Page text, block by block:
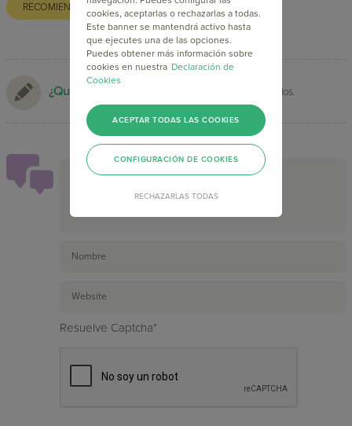
RECOMIENDA AL AUTOR
¿Quieres ser un autor invitado? Envíanos tus artículos.
Resuelve Captcha*
cookies, aceptarlas o rechazarlas a todas.
Este banner se mantendrá activo hasta
que ejecutes una de las opciones.
Puedes obtener más información sobre
cookies en nuestra Declaración de
Cookies
RECHAZARLAS TODAS
ACEPTAR TODAS LAS COOKIES
CONFIGURACIÓN DE COOKIES